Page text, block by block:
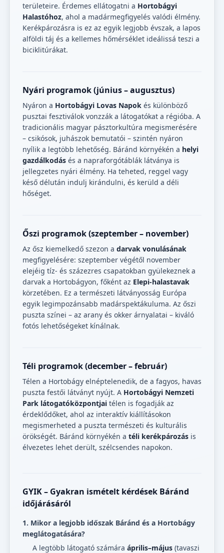
területeire. Érdemes ellátogatni a Hortobágyi
Halastóhoz, ahol a madármegfigyelés valódi élmény.
Kerékpározásra is ez az egyik legjobb évszak, a lapos
alföldi táj és a kellemes hőmérséklet ideálissá teszi a
biciklitúrákat.
Nyári programok (június – augusztus)
Nyáron a Hortobágyi Lovas Napok és különböző
pusztai fesztiválok vonzzák a látogatókat a régióba. A
tradicionális magyar pásztorkultúra megismerésére
– csikósok, juhászok bemutatói – szintén nyáron
nyílik a legtöbb lehetőség. Báránd környékén a helyi
gazdálkodás és a napraforgótáblák látványa is
jellegzetes nyári élmény. Ha teheted, reggel vagy
késő délután indulj kirándulni, és kerüld a déli
hőséget.
Őszi programok (szeptember – november)
Az ősz kiemelkedő szezon a darvak vonulásának
megfigyelésére: szeptember végétől november
elejéig tíz- és százezres csapatokban gyülekeznek a
darvak a Hortobágyon, főként az Elepi-halastavak
körzetében. Ez a természeti látványosság Európa
egyik legimpozánsabb madárspektákuluma. Az őszi
puszta színei – az arany és okker árnyalatai – kiváló
fotós lehetőségeket kínálnak.
Téli programok (december – február)
Télen a Hortobágy elnéptelenedik, de a fagyos, havas
puszta festői látványt nyújt. A Hortobágyi Nemzeti
Park látogatóközpontjai télen is fogadják az
érdeklődőket, ahol az interaktív kiállításokon
megismerheted a puszta természeti és kulturális
örökségét. Báránd környékén a téli kerékpározás is
élvezetes lehet derült, szélcsendes napokon.
GYIK – Gyakran ismételt kérdések Báránd
időjárásáról
1. Mikor a legjobb időszak Báránd és a Hortobágy
meglátogatására?
A legtöbb látogató számára április–május (tavaszi